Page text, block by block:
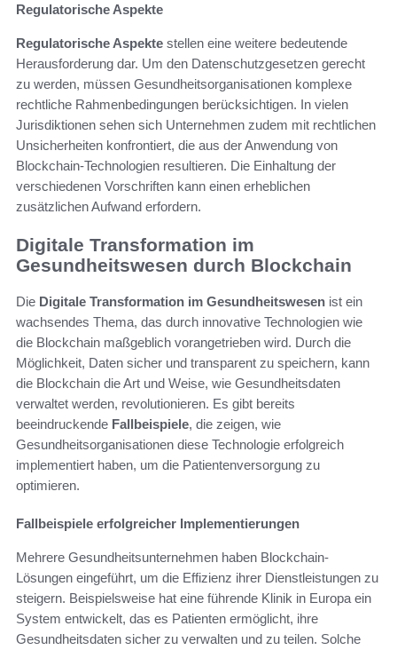
Regulatorische Aspekte
Regulatorische Aspekte stellen eine weitere bedeutende
Herausforderung dar. Um den Datenschutzgesetzen gerecht
zu werden, müssen Gesundheitsorganisationen komplexe
rechtliche Rahmenbedingungen berücksichtigen. In vielen
Jurisdiktionen sehen sich Unternehmen zudem mit rechtlichen
Unsicherheiten konfrontiert, die aus der Anwendung von
Blockchain-Technologien resultieren. Die Einhaltung der
verschiedenen Vorschriften kann einen erheblichen
zusätzlichen Aufwand erfordern.
Digitale Transformation im
Gesundheitswesen durch Blockchain
Die Digitale Transformation im Gesundheitswesen ist ein
wachsendes Thema, das durch innovative Technologien wie
die Blockchain maßgeblich vorangetrieben wird. Durch die
Möglichkeit, Daten sicher und transparent zu speichern, kann
die Blockchain die Art und Weise, wie Gesundheitsdaten
verwaltet werden, revolutionieren. Es gibt bereits
beeindruckende Fallbeispiele, die zeigen, wie
Gesundheitsorganisationen diese Technologie erfolgreich
implementiert haben, um die Patientenversorgung zu
optimieren.
Fallbeispiele erfolgreicher Implementierungen
Mehrere Gesundheitsunternehmen haben Blockchain-
Lösungen eingeführt, um die Effizienz ihrer Dienstleistungen zu
steigern. Beispielsweise hat eine führende Klinik in Europa ein
System entwickelt, das es Patienten ermöglicht, ihre
Gesundheitsdaten sicher zu verwalten und zu teilen. Solche